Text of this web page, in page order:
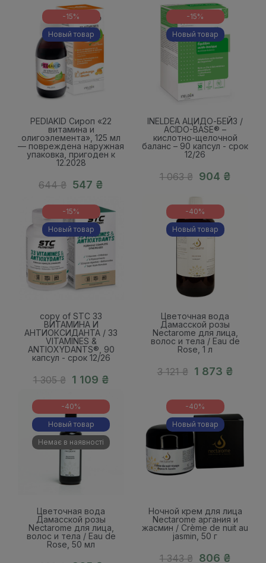
-15%
Новый товар
PEDIAKID Сироп «22
витамина и
олигоэлемента», 125 мл
— повреждена наружная
упаковка, пригоден к
12.2028
644 ₴ 547 ₴
-15%
Новый товар
INELDEA АЦИДО-БЕЙЗ /
ACIDO-BASE® –
кислотно-щелочной
баланс – 90 капсул - срок
12/26
1 063 ₴ 904 ₴
-15%
Новый товар
copy of STC 33
ВИТАМИНА И
АНТИОКСИДАНТА / 33
VITAMINES &
ANTIOXYDANTS®, 90
капсул - срок 12/26
1 305 ₴ 1 109 ₴
Hours
10
Mins Secs
-40%
Новый товар
Цветочная вода
Дамасской розы
Nectarome для лица,
волос и тела / Eau de
Rose, 1 л
3 121 ₴ 1 873 ₴
10
-40%
Новый товар
Немає в наявності
Цветочная вода
Дамасской розы
Nectarome для лица,
волос и тела / Eau de
Rose, 50 мл
23
Hours
10
Mins Secs
-40%
Новый товар
Ночной крем для лица
Nectarome аргания и
жасмин / Crème de nuit au
jasmin, 50 г
1 343 ₴ 806 ₴